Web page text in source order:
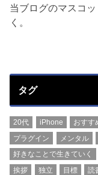
当ブログのマスコ
く。
タグ
20代 iPhone おすす
プラグイン
メンタル
好きなことで生きていく
挨拶
独立 目標 読